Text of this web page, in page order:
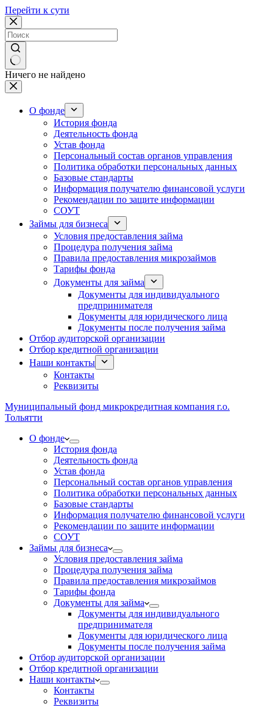
Перейти к сути
Ничего не найдено
О фонде
История фонда
Деятельность фонда
Устав фонда
Персональный состав органов управления
Политика обработки персональных данных
Базовые стандарты
Информация получателю финансовой услуги
Рекомендации по защите информации
СОУТ
Займы для бизнеса
Условия предоставления займа
Процедура получения займа
Правила предоставления микрозаймов
Тарифы фонда
Документы для займа
Документы для индивидуального
предпринимателя
Документы для юридического лица
Документы после получения займа
Отбор аудиторской организации
Отбор кредитной организации
Наши контакты
Контакты
Реквизиты
Муниципальный фонд микрокредитная компания г.о.
Тольятти
О фонде
История фонда
Деятельность фонда
Устав фонда
Персональный состав органов управления
Политика обработки персональных данных
Базовые стандарты
Информация получателю финансовой услуги
Рекомендации по защите информации
СОУТ
Займы для бизнеса
Условия предоставления займа
Процедура получения займа
Правила предоставления микрозаймов
Тарифы фонда
Документы для займа
Документы для индивидуального
предпринимателя
Документы для юридического лица
Документы после получения займа
Отбор аудиторской организации
Отбор кредитной организации
Наши контакты
Контакты
Реквизиты